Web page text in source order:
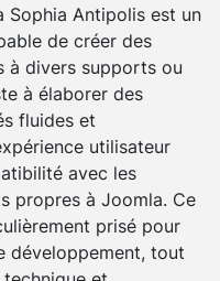
Sophia Antipolis est un
de créer des
à divers supports ou
à élaborer des
fluides et
utilisateur
avec les
propres à Joomla. Ce
prisé pour
développement, tout